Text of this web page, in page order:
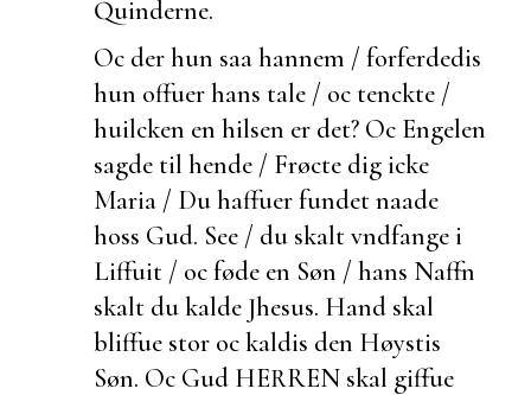
Quinderne.
Oc der hun saa hannem / forferdedis
hun offuer hans tale / oc tenckte /
huilcken en hilsen er det? Oc Engelen
sagde til hende / Frøcte dig icke
Maria / Du haffuer fundet naade
hoss Gud. See / du skalt vndfange i
Liffuit / oc føde en Søn / hans Naffn
skalt du kalde Jhesus. Hand skal
bliffue stor oc kaldis den Høystis
Søn. Oc Gud HERREN skal giffue